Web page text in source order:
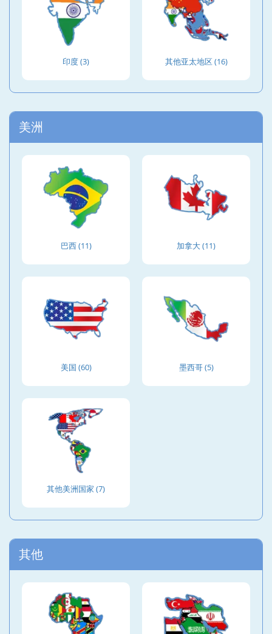
印度 (3) 其他亚太地区 (16)
美洲
巴西 (11) 加拿大 (11)
美国 (60) 墨西哥 (5)
其他美洲国家 (7)
其他